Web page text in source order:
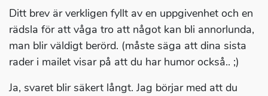
Ditt brev är verkligen fyllt av en uppgivenhet och en
rädsla för att våga tro att något kan bli annorlunda,
man blir väldigt berörd. (måste säga att dina sista
rader i mailet visar på att du har humor också.. ;)
Ja, svaret blir säkert långt. Jag börjar med att du